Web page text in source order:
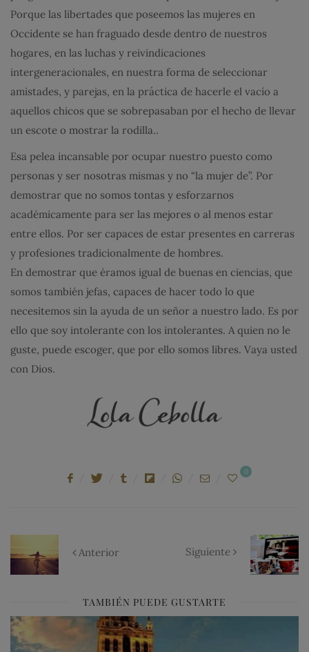
Porque las libertades que poseemos las mujeres en
Occidente se han fraguado desde dentro de nuestros
hogares, en las luchas y reivindicaciones
intergeneracionales, en nuestra forma de seleccionar
amistades, y parejas, en la práctica de hacerle el vacío a
aquellos chicos que se sobrepasaban por el hecho de llevar
un escote o mostrar la rodilla..
Esa pelea incansable por ocupar nuestro puesto como
personas y ser nosotras mismas y no “la mujer de”. Por
demostrar que no somos tontas y esforzarnos
académicamente para ser las mejores o al menos estar
entre ellos. Por ser capaces de estar presentes en carreras
y profesiones tradicionalmente de hombres.
En demostrar que éramos igual de buenas en ciencias, que
somos también jefas, capaces de hacer todo lo que
necesitemos sin la ayuda de un señor a nuestro lado. Es por
ello que soy intolerante con los intolerantes. A quien no le
guste, puede escoger, que por ello somos libres. Vaya usted
con Dios.
0
Anterior Siguiente
TAMBIÉN PUEDE GUSTARTE